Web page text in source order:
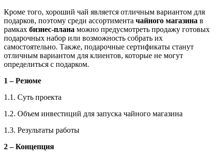
Кроме того, хороший чай является отличным вариантом для
подарков, поэтому среди ассортимента чайного магазина в
рамках бизнес-плана можно предусмотреть продажу готовых
подарочных набор или возможность собрать их
самостоятельно. Также, подарочные сертификаты станут
отличным вариантом для клиентов, которые не могут
определиться с подарком.
1 – Резюме
1.1. Суть проекта
1.2. Объем инвестиций для запуска чайного магазина
1.3. Результаты работы
2 – Концепция